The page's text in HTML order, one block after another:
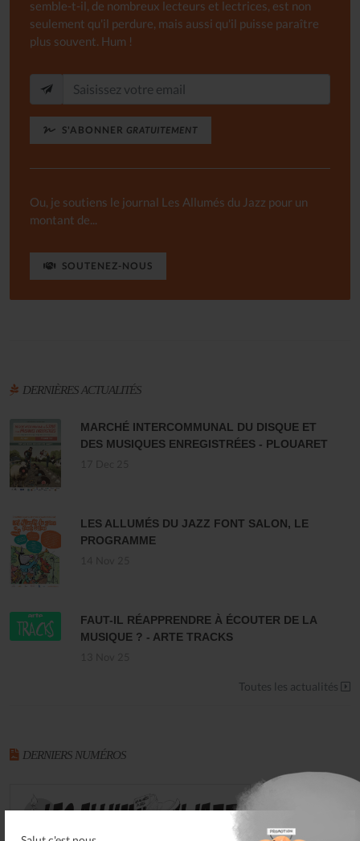
semble-t-il, de nombreux lecteurs et lectrices, est non
seulement qu'il perdure, mais aussi qu'il puisse paraître
plus souvent. Hum !
S'ABONNER GRATUITEMENT
Ou, je soutiens le journal Les Allumés du Jazz pour un
montant de...
SOUTENEZ-NOUS
DERNIÈRES ACTUALITÉS
MARCHÉ INTERCOMMUNAL DU DISQUE ET
DES MUSIQUES ENREGISTRÉES - PLOUARET
LES ALLUMÉS DU JAZZ FONT SALON, LE
PROGRAMME
FAUT-IL RÉAPPRENDRE À ÉCOUTER DE LA
MUSIQUE ? - ARTE TRACKS
Toutes les actualités
DERNIERS NUMÉROS